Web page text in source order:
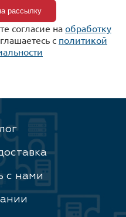
согласие на обработку
c политикой
с нами